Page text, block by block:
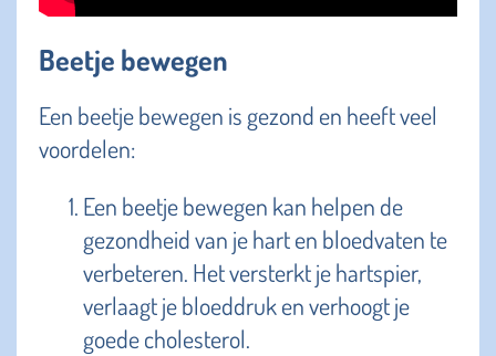
Beetje bewegen
Een beetje bewegen is gezond en heeft veel
voordelen:
Een beetje bewegen kan helpen de
gezondheid van je hart en bloedvaten te
verbeteren. Het versterkt je hartspier,
verlaagt je bloeddruk en verhoogt je
goede cholesterol.